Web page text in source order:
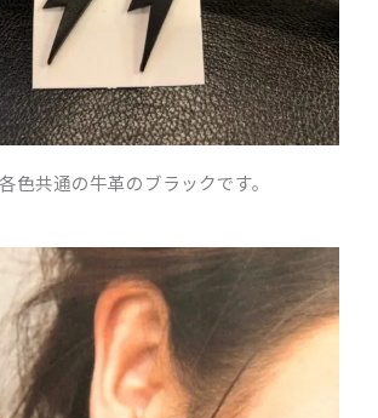
色共通の牛革のブラックです。